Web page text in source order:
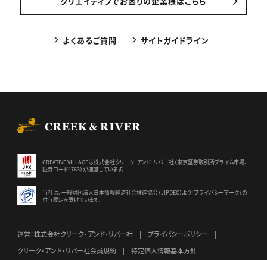
よくあるご質問 サイトガイドライン
CREATIVE VILLAGEは株式会社クリーク･アンド･リバー社（東京証券取引所プライム市場、
証券コード4763）が運営しています。
当社は、一般財団法人日本情報経済社会推進協会（JIPDEC）より 「プライバシーマーク」の
付与認定を受けています。
運営：株式会社クリーク･アンド･リバー社
プライバシーポリシー
クリーク･アンド･リバー社会員規約
特定個人情報基本方針